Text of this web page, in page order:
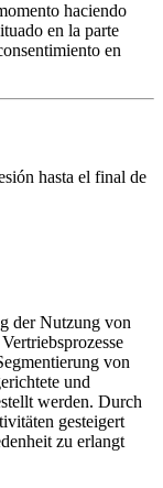
haciendo
en la parte
en
hasta el final de
der Nutzung von
von
und
werden. Durch
gesteigert
zu erlangt